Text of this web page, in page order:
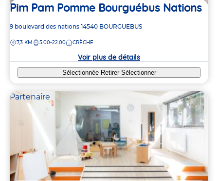
Pim Pam Pomme Bourguébus Nations
Adresse
la
9 boulevard des nations 14540 BOURGUEBUS
DISTANCE
7,3 KM 5:00-22:00 CRÈCHE
Voir plus de détails
Sélectionnée Retirer Sélectionner
Partenaire